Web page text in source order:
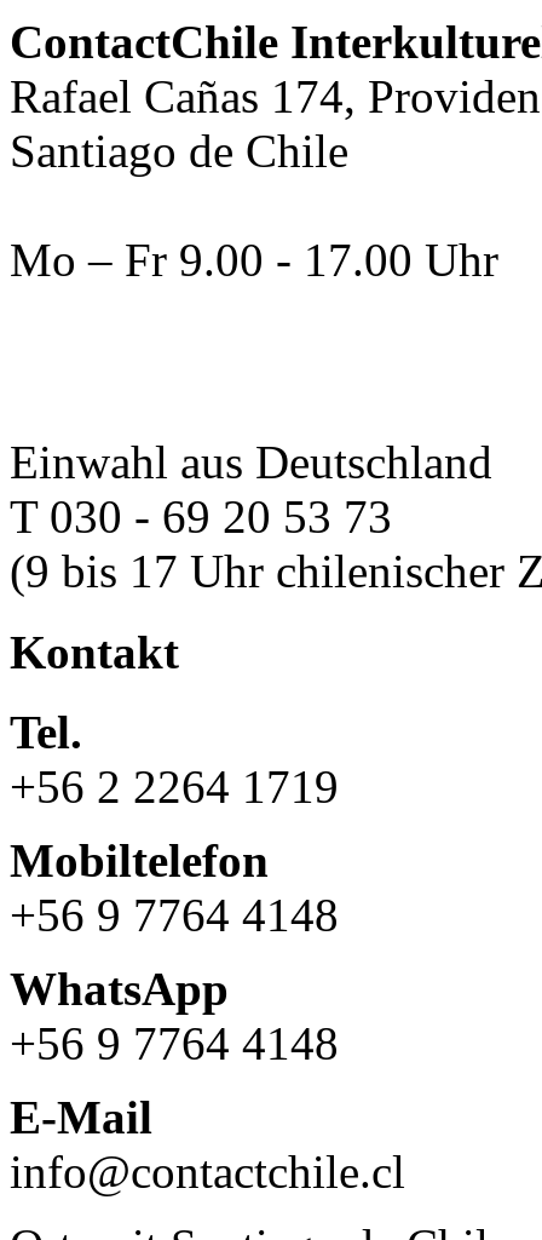
ContactChile
Rafael Cañas 174,
Santiago de Chile
Mo – Fr 9.00 - 17.00 Uhr
Einwahl aus Deutschland
T 030 - 69 20 53 73
(9 bis 17 Uhr chilenischer
Kontakt
Tel.
+56 2 2264 1719
Mobiltelefon
+56 9 7764 4148
WhatsApp
+56 9 7764 4148
E-Mail
info@contactchile.cl